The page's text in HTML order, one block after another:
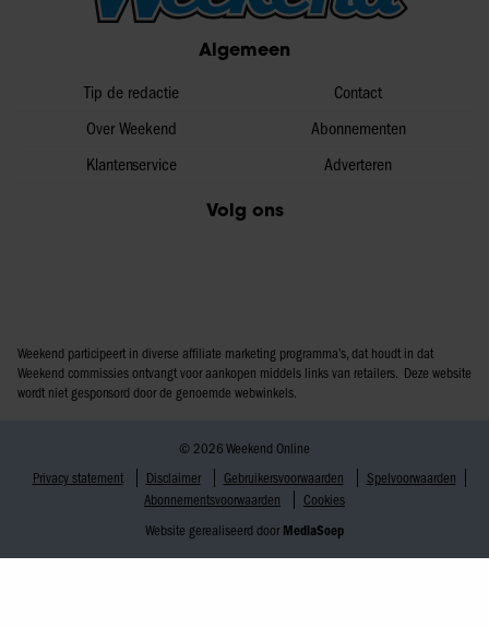
Algemeen
Tip de redactie
Over Weekend
Klantenservice
Contact
Abonnementen
Adverteren
Volg ons
Weekend participeert in diverse affiliate marketing programma’s, dat houdt in dat
Weekend commissies ontvangt voor aankopen middels links van retailers. Deze website
wordt niet gesponsord door de genoemde webwinkels.
© 2026 Weekend Online
Privacy statement
Disclaimer Gebruikersvoorwaarden
Spelvoorwaarden
Abonnementsvoorwaarden
Cookies
Website gerealiseerd door MediaSoep